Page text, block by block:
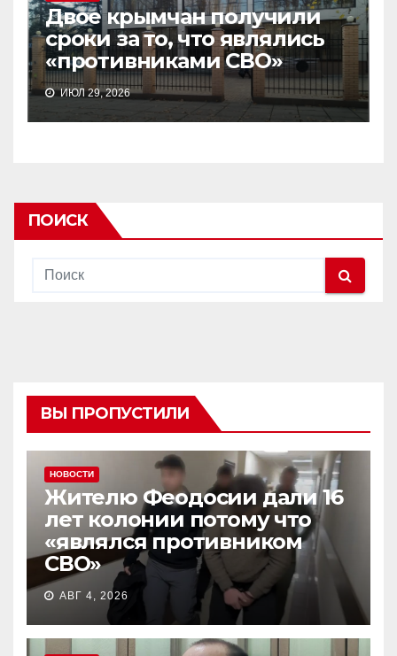
Двое крымчан получили
сроки за то, что являлись
«противниками СВО»
ИЮЛ 29, 2026
ПОИСК
ВЫ ПРОПУСТИЛИ
НОВОСТИ
Жителю Феодосии дали 16
лет колонии потому что
«являлся противником
СВО»
АВГ 4, 2026